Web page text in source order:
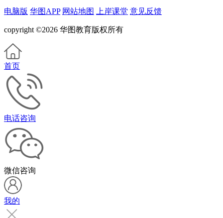
电脑版 华图APP 网站地图 上岸课堂 意见反馈
copyright ©2026 华图教育版权所有
首页
电话咨询
微信咨询
我的